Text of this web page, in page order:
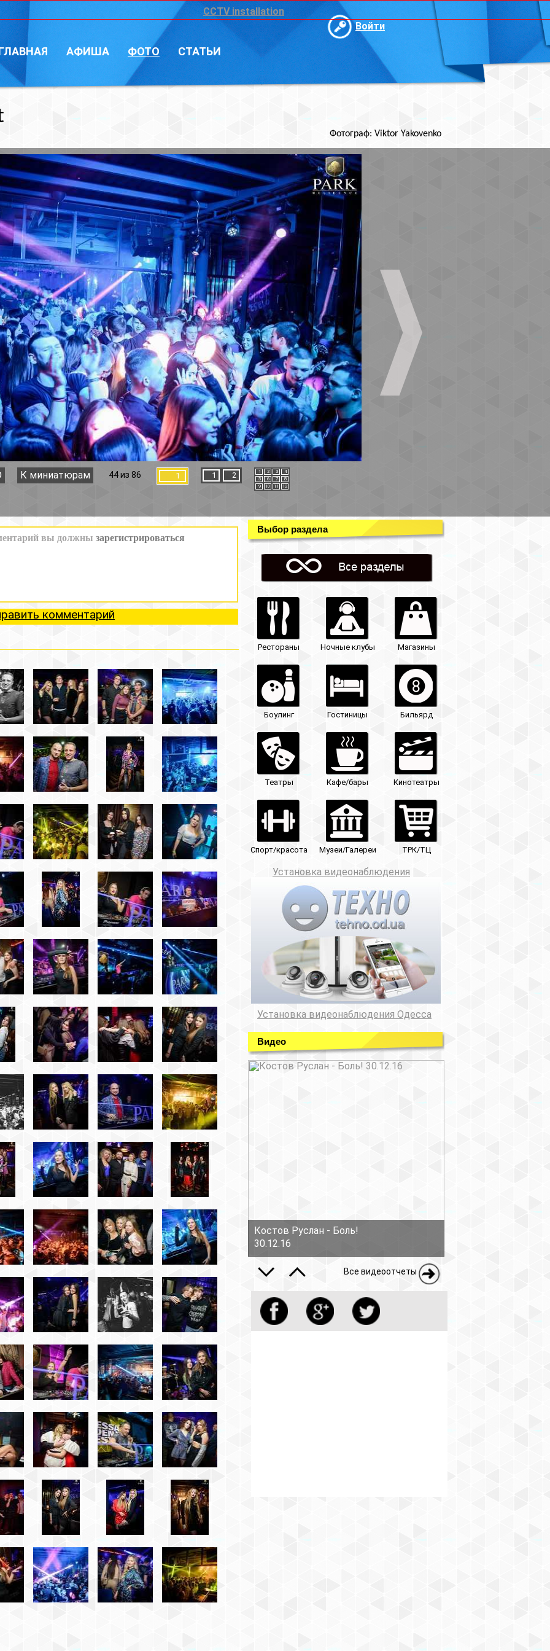
CCTV installation
Войти
ФОТО СТАТЬИ
Фотограф: Viktor Yakovenko
44 из 86 1 2 2 3
4
8
Выбор раздела
Рестораны Ночные клубы Магазины
Боулинг Бильярд
Театры Кинотеатры
Спорт/красота Музеи/Галереи ТРК/ТЦ
Установка видеонаблюдения
Установка видеонаблюдения Одесса
Видео
Костов Руслан - Боль!
30.12.16
Все видеоотчеты